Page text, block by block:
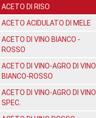
ACETO DI RISO
ACETO ACIDULATO DI MELE
ACETO DI VINO BIANCO -
ROSSO
ACETO DI VINO-AGRO DI VINO
BIANCO-ROSSO
ACETO DI VINO-AGRO DI VINO
SPEC.